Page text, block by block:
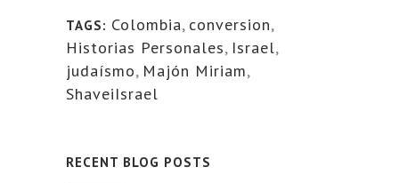
TAGS: Colombia, conversion,
Historias Personales, Israel,
judaísmo, Majón Miriam,
ShaveiIsrael
RECENT BLOG POSTS